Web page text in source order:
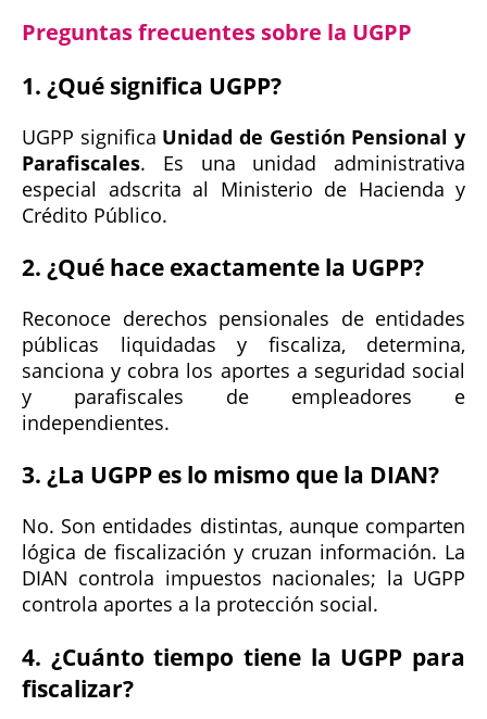
Preguntas frecuentes sobre la UGPP
1. ¿Qué significa UGPP?
UGPP significa Unidad de Gestión Pensional y
Parafiscales. Es una unidad administrativa
especial adscrita al Ministerio de Hacienda y
Crédito Público.
2. ¿Qué hace exactamente la UGPP?
Reconoce derechos pensionales de entidades
públicas liquidadas y fiscaliza, determina,
sanciona y cobra los aportes a seguridad social
y parafiscales de empleadores e
independientes.
3. ¿La UGPP es lo mismo que la DIAN?
No. Son entidades distintas, aunque comparten
lógica de fiscalización y cruzan información. La
DIAN controla impuestos nacionales; la UGPP
controla aportes a la protección social.
4. ¿Cuánto tiempo tiene la UGPP para
fiscalizar?